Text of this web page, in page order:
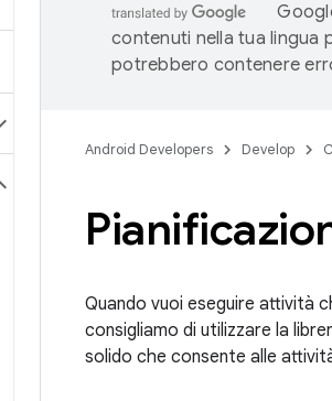
contenuti nella tua lingua
potrebbero contenere
Android Developers Develop
Quando vuoi eseguire attività
consigliamo di utilizzare la
solido che consente alle